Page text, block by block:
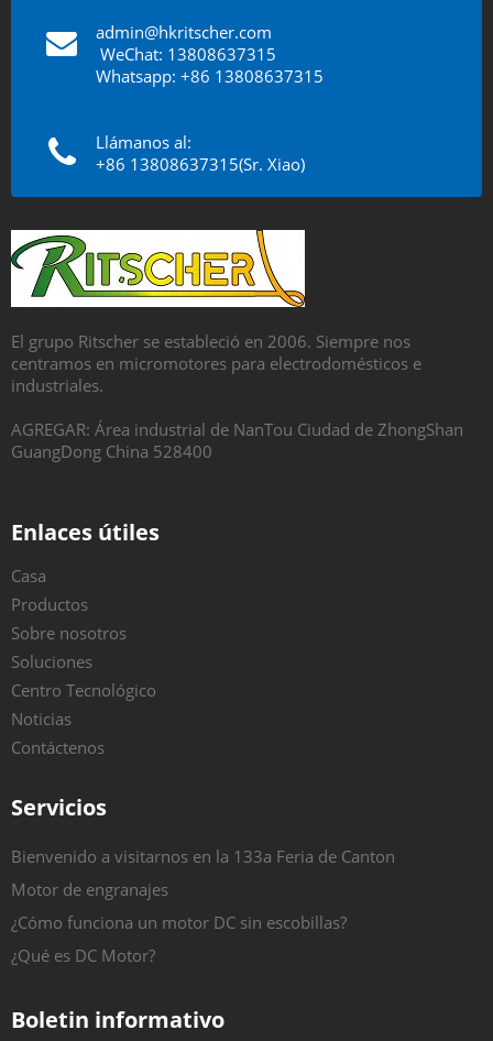
admin@hkritscher.com
WeChat: 13808637315
Whatsapp: +86 13808637315
Llámanos al:
+86 13808637315(Sr. Xiao)
El grupo Ritscher se estableció en 2006. Siempre nos
centramos en micromotores para electrodomésticos e
industriales.
AGREGAR: Área industrial de NanTou Ciudad de ZhongShan
GuangDong China 528400
Enlaces útiles
Casa
Productos
Sobre nosotros
Soluciones
Centro Tecnológico
Noticias
Contáctenos
Servicios
Bienvenido a visitarnos en la 133a Feria de Canton
Motor de engranajes
¿Cómo funciona un motor DC sin escobillas?
¿Qué es DC Motor?
Boletin informativo